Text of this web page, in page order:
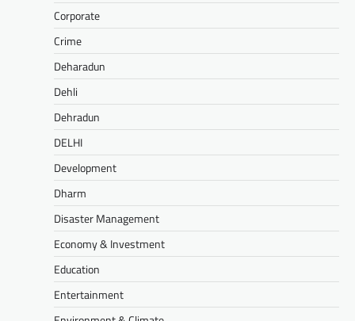
Corporate
Crime
Deharadun
Dehli
Dehradun
DELHI
Development
Dharm
Disaster Management
Economy & Investment
Education
Entertainment